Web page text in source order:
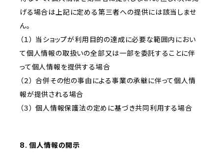
げる場合は上記に定める第三者への提供には該当しませ
ん。
（１） 当ショップが利用目的の達成に必要な範囲内におい
て個人情報の取扱いの全部又は一部を委託することに伴
って個人情報を提供する場合
（２） 合併その他の事由による事業の承継に伴って個人情
報が提供される場合
（３） 個人情報保護法の定めに基づき共同利用する場合
8. 個人情報の開示